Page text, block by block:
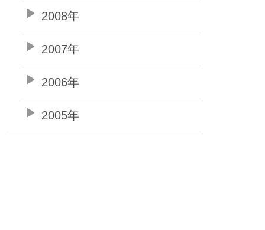
2008年
2007年
2006年
2005年